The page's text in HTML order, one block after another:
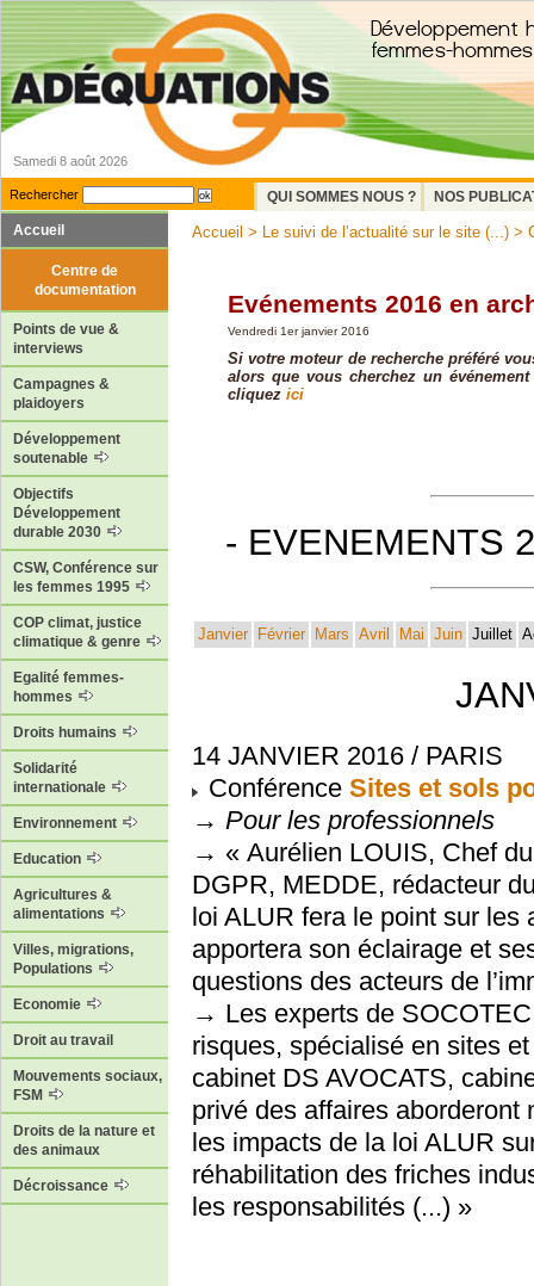
Samedi 8 août 2026
Rechercher QUI SOMMES NOUS ?
NOS
Accueil
Centre de
documentation
Points de vue &
interviews
Campagnes &
plaidoyers
Développement
soutenable
Objectifs
Développement
durable 2030
CSW, Conférence sur
les femmes 1995
COP climat, justice
climatique & genre
Egalité femmes-
hommes
Droits humains
Solidarité
internationale
Environnement
Education
Agricultures &
alimentations
Villes, migrations,
Populations
Economie
Droit au travail
Mouvements sociaux,
FSM
Droits de la nature et
des animaux
Décroissance
Accueil > Le suivi de l’actualité sur le site (...) >
Evénements 2016 en
Vendredi 1er janvier 2016
Si votre moteur de recherche préféré
alors que vous cherchez un
cliquez ici
- EVENEMENTS
Janvier Février Mars Avril Mai Juin Juillet
14 JANVIER 2016 / PARIS
Conférence Sites et sols
→ Pour les professionnels
→ « Aurélien LOUIS, Chef
DGPR, MEDDE, rédacteur
loi ALUR fera le point sur les
apportera son éclairage et
questions des acteurs de
→ Les experts de
risques, spécialisé en sites
cabinet DS AVOCATS,
privé des affaires aborderont
les impacts de la loi ALUR
réhabilitation des friches
les responsabilités (...) »